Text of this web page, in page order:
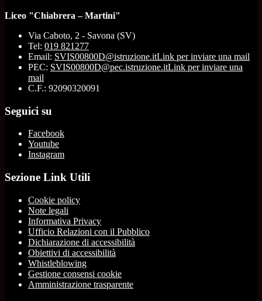
Liceo "Chiabrera – Martini"
Via Caboto, 2 - Savona (SV)
Tel: 019 821277
Email: SVIS00800D@istruzione.itLink per inviare una mail
PEC: SVIS00800D@pec.istruzione.itLink per inviare una
mail
C.F.: 92090320091
Seguici su
Facebook
Youtube
Instagram
Sezione Link Utili
Cookie policy
Note legali
Informativa Privacy
Ufficio Relazioni con il Pubblico
Dichiarazione di accessibilità
Obiettivi di accessibilità
Whistleblowing
Gestione consensi cookie
Amministrazione trasparente